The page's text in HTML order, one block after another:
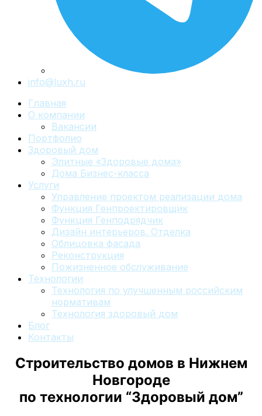
info@luxh.ru
Главная
О компании
Вакансии
Портфолио
Здоровый дом
Элитные «Здоровые дома»
Дома Бизнес-класса
Услуги
Управление проектом реализации дома
Функция Генпроектировщик
Функция Генподрядчик
Дизайн интерьеров. Отделка
Облицовка фасада
Реконструкция
Пожизненное обслуживание
Технологии
Технология по улучшенным российским
нормативам
Технология здоровый дом
Блог
Контакты
Строительство домов в Нижнем
Новгороде
по технологии “Здоровый дом”